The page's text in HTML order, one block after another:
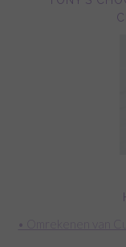
• Omrekenen van